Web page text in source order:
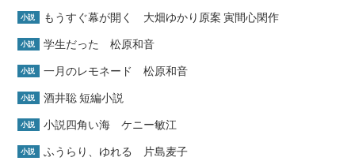
小説 もうすぐ幕が開く 大畑ゆかり原案 寅間心閑作
小説 学生だった 松原和音
小説 一月のレモネード 松原和音
小説 酒井聡 短編小説
小説 小説四角い海 ケニー敏江
小説 ふうらり、ゆれる 片島麦子